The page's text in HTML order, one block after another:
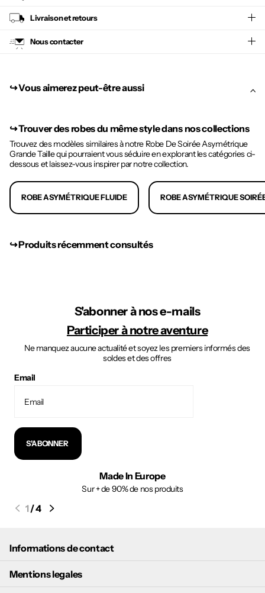
Livraison et retours
Nous contacter
↪︎ Vous aimerez peut-être aussi
↪︎Trouver des robes du même style dans nos collections
Trouvez des modèles similaires à notre Robe De Soirée Asymétrique
Grande Taille qui pourraient vous séduire en explorant les catégories ci-
dessous et laissez-vous inspirer par notre collection.
ROBE ASYMÉTRIQUE FLUIDE ROBE ASYMÉTRIQUE
↪︎ Produits récemment consultés
S'abonner à nos e-mails
Participer à notre aventure
Ne manquez aucune actualité et soyez les premiers informés des
soldes et des offres
Email
S'ABONNER
Made In Europe
Sur + de 90% de nos produits
1/4
Informations de contact
Mentions legales